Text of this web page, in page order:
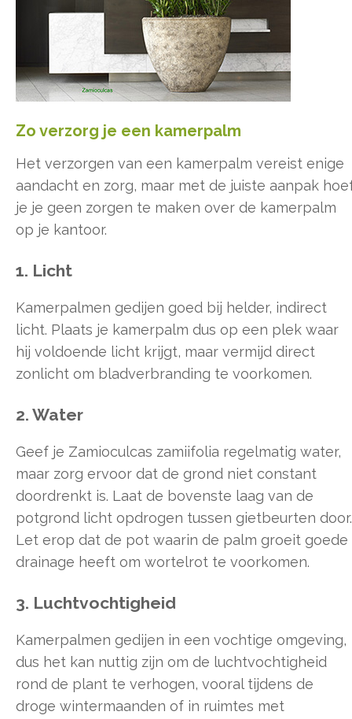
Zo verzorg je een kamerpalm
Het verzorgen van een kamerpalm vereist enige
aandacht en zorg, maar met de juiste aanpak
je je geen zorgen te maken over de kamerpalm
op je kantoor.
1. Licht
Kamerpalmen gedijen goed bij helder, indirect
licht. Plaats je kamerpalm dus op een plek waar
hij voldoende licht krijgt, maar vermijd direct
zonlicht om bladverbranding te voorkomen.
2. Water
Geef je Zamioculcas zamiifolia regelmatig water,
maar zorg ervoor dat de grond niet constant
doordrenkt is. Laat de bovenste laag van de
potgrond licht opdrogen tussen gietbeurten door.
Let erop dat de pot waarin de palm groeit goede
drainage heeft om wortelrot te voorkomen.
3. Luchtvochtigheid
Kamerpalmen gedijen in een vochtige omgeving,
dus het kan nuttig zijn om de luchtvochtigheid
rond de plant te verhogen, vooral tijdens de
droge wintermaanden of in ruimtes met